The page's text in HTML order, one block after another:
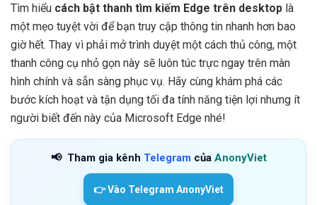
Tìm hiểu cách bật thanh tìm kiếm Edge trên desktop là
một mẹo tuyệt vời để bạn truy cập thông tin nhanh hơn bao
giờ hết. Thay vì phải mở trình duyệt một cách thủ công, một
thanh công cụ nhỏ gọn này sẽ luôn túc trực ngay trên màn
hình chính và sẵn sàng phục vụ. Hãy cùng khám phá các
bước kích hoạt và tận dụng tối đa tính năng tiện lợi nhưng ít
người biết đến này của Microsoft Edge nhé!
📢 Tham gia kênh Telegram của AnonyViet
👉 Vào Telegram AnonyViet